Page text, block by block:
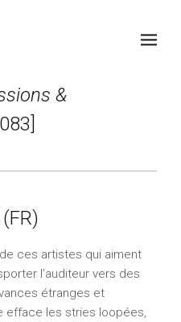
&
ces artistes qui aiment
l’auditeur vers des
étranges et
efface les stries loopées,